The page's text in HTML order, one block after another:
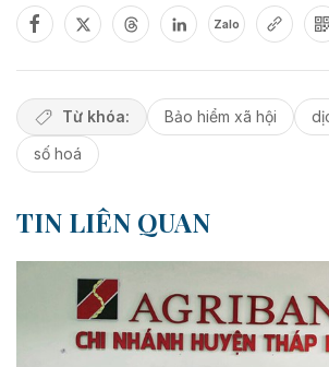
Zalo
Từ khóa: Bảo hiểm xã hội
số hoá
TIN LIÊN QUAN